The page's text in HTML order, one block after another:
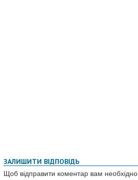
ЗАЛИШИТИ ВІДПОВІДЬ
Щоб відправити коментар вам необхідно